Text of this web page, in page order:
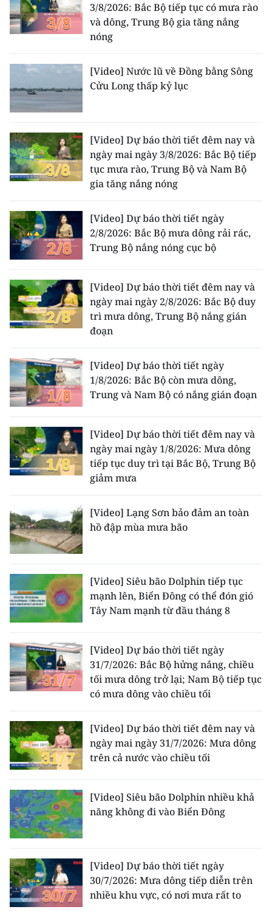
3/8/2026: Bắc Bộ tiếp tục có mưa rào
và dông, Trung Bộ gia tăng nắng
nóng
[Video] Nước lũ về Đồng bằng Sông
Cửu Long thấp kỷ lục
[Video] Dự báo thời tiết đêm nay và
ngày mai ngày 3/8/2026: Bắc Bộ tiếp
tục mưa rào, Trung Bộ và Nam Bộ
gia tăng nắng nóng
[Video] Dự báo thời tiết ngày
2/8/2026: Bắc Bộ mưa dông rải rác,
Trung Bộ nắng nóng cục bộ
[Video] Dự báo thời tiết đêm nay và
ngày mai ngày 2/8/2026: Bắc Bộ duy
trì mưa dông, Trung Bộ nắng gián
đoạn
[Video] Dự báo thời tiết ngày
1/8/2026: Bắc Bộ còn mưa dông,
Trung và Nam Bộ có nắng gián đoạn
[Video] Dự báo thời tiết đêm nay và
ngày mai ngày 1/8/2026: Mưa dông
tiếp tục duy trì tại Bắc Bộ, Trung Bộ
giảm mưa
[Video] Lạng Sơn bảo đảm an toàn
hồ đập mùa mưa bão
[Video] Siêu bão Dolphin tiếp tục
mạnh lên, Biển Đông có thể đón gió
Tây Nam mạnh từ đầu tháng 8
[Video] Dự báo thời tiết ngày
31/7/2026: Bắc Bộ hửng nắng, chiều
tối mưa dông trở lại; Nam Bộ tiếp tục
có mưa dông vào chiều tối
[Video] Dự báo thời tiết đêm nay và
ngày mai ngày 31/7/2026: Mưa dông
trên cả nước vào chiều tối
[Video] Siêu bão Dolphin nhiều khả
năng không đi vào Biển Đông
[Video] Dự báo thời tiết ngày
30/7/2026: Mưa dông tiếp diễn trên
nhiều khu vực, có nơi mưa rất to